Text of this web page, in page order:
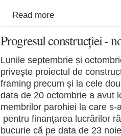
Read more
Progresul construcției -
Lunile septembrie și
priveşte proiectul de
framing precum și la cele
data de 20 octombrie a avut
membrilor parohiei la care
pentru finanțarea lucrărilor
bucurie că pe data de 23